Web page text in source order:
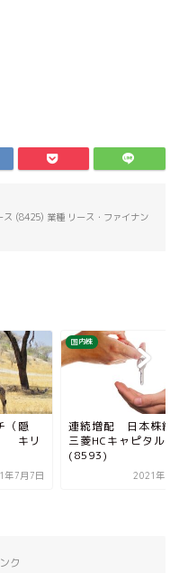
(8425) 業種 リース・ファイナン
（隠
キリ
年7月7日
国内株
連続増配 日本株
三菱HCキャピタル
(8593)
2021年6
ク